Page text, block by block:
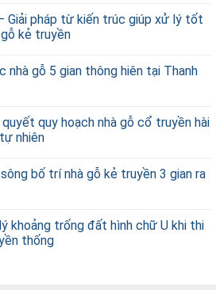
Giải pháp từ kiến trúc giúp xử lý tốt
kẻ truyền
nhà gỗ 5 gian thông hiên tại Thanh
quy hoạch nhà gỗ cổ truyền hài
nhiên
bố trí nhà gỗ kẻ truyền 3 gian ra
khoảng trống đất hình chữ U khi thi
thống